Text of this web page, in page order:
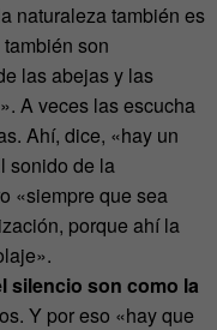
naturaleza también es
son
las abejas y las
A veces las escucha
Ahí, dice, «hay un
sonido de la
«siempre que sea
porque ahí la
silencio son como la
Y por eso «hay que